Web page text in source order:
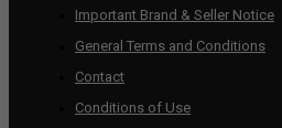
Important Brand & Seller Notice
General Terms and Conditions
Contact
Conditions of Use